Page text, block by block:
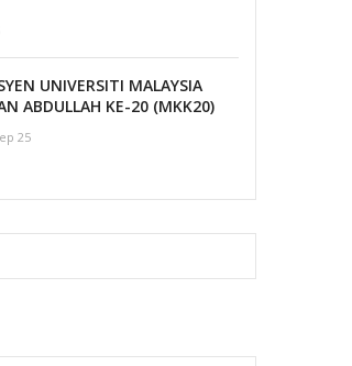
UNIVERSITI MALAYSIA
ABDULLAH KE-20 (MKK20)
25